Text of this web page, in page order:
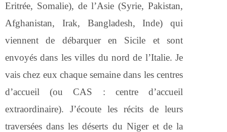
Eritrée, Somalie), de l’Asie (Syrie, Pakistan,
Afghanistan, Irak, Bangladesh, Inde) qui
viennent de débarquer en Sicile et sont
envoyés dans les villes du nord de l’Italie. Je
vais chez eux chaque semaine dans les centres
d’accueil (ou CAS : centre d’accueil
extraordinaire). J’écoute les récits de leurs
traversées dans les déserts du Niger et de la